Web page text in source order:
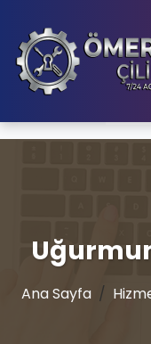
Ana Sayfa